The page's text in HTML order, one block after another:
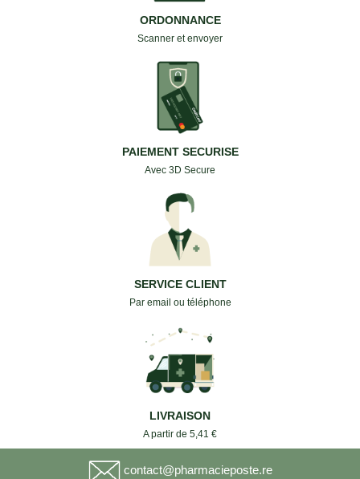
ORDONNANCE
Scanner et envoyer
PAIEMENT SECURISE
Avec 3D Secure
SERVICE CLIENT
Par email ou téléphone
LIVRAISON
A partir de 5,41 €
contact@pharmacieposte.re